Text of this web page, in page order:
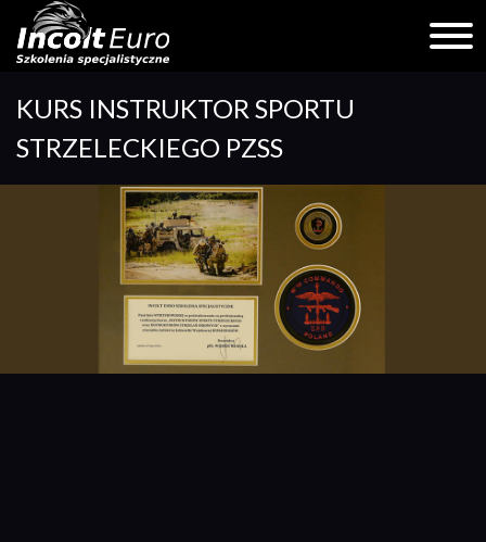
content
KURS INSTRUKTOR SPORTU
STRZELECKIEGO PZSS